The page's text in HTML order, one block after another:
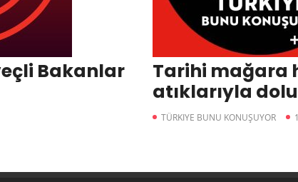
Bakanlar
Tarihi mağara
atıklarıyla
Yarımburgaz
TÜRKIYE BUNU KONUŞUYOR